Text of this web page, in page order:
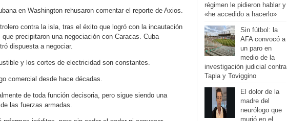
en Washington rehusaron comentar el reporte de Axios.
contra la isla, tras el éxito que logró con la incautación
precipitaron una negociación con Caracas. Cuba
dispuesta a negociar.
y los cortes de electricidad son constantes.
comercial desde hace décadas.
de toda función decisoria, pero sigue siendo una
las fuerzas armadas.
régimen le pidieron hablar y
«he accedido a hacerlo»
Sin fútbol: la
AFA convocó a
un paro en
medio de la
investigación judicial contra
Tapia y Toviggino
El dolor de la
madre del
neurólogo que
murió en el